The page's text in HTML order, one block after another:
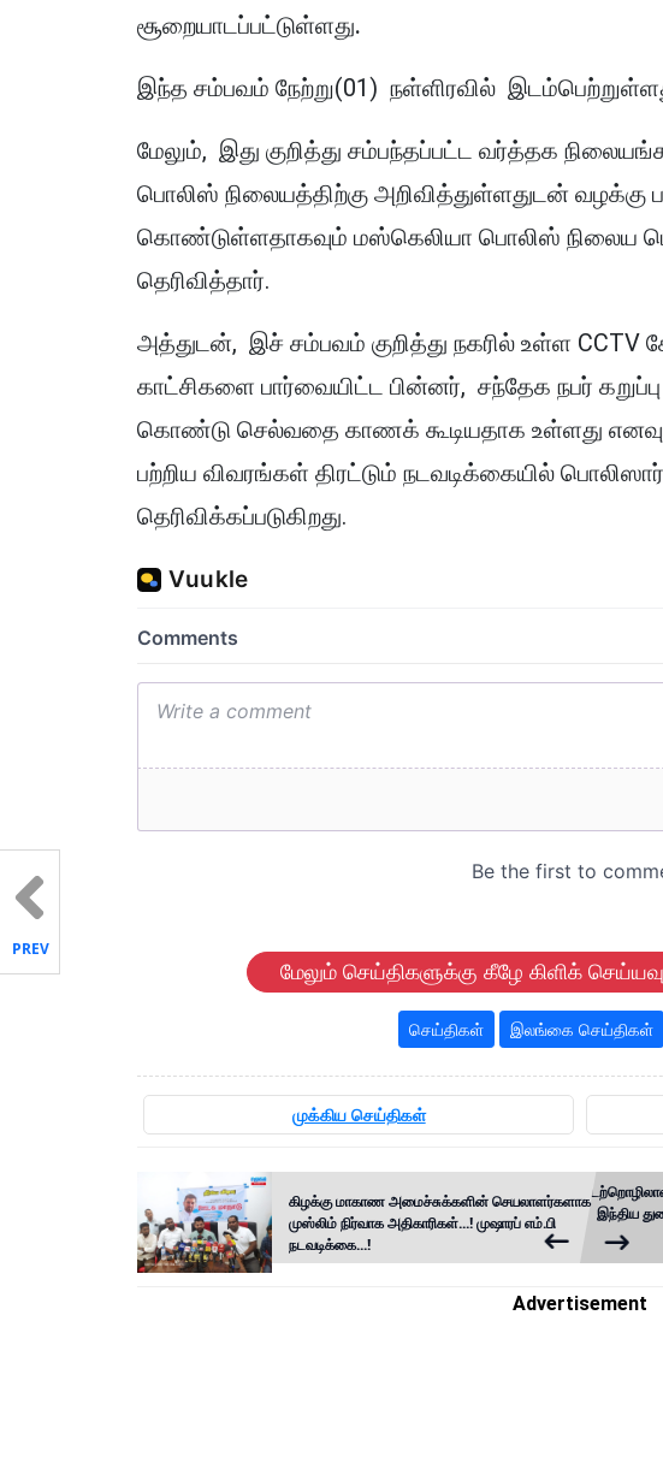
சூறையாடப்பட்டுள்ளது.
இந்த சம்பவம் நேற்று(01) நள்ளிரவில்
மேலும், இது குறித்து சம்பந்தப்பட்ட வர்த்தக
பொலிஸ் நிலையத்திற்கு அறிவித்துள்ளதுடன்
கொண்டுள்ளதாகவும் மஸ்கெலியா பொலிஸ் நிலைய
தெரிவித்தார்.
அத்துடன், இச் சம்பவம் குறித்து நகரில் உள்ள CCTV
காட்சிகளை பார்வையிட்ட பின்னர், சந்தேக நபர்
கொண்டு செல்வதை காணக் கூடியதாக உள்ளது
பற்றிய விவரங்கள் திரட்டும் நடவடிக்கையில் பொலிஸார்
தெரிவிக்கப்படுகிறது.
மேலும் செய்திகளுக்கு கீழே கிளிக்
செய்திகள் இலங்கை செய்திகள்
முக்கிய செய்திகள்
கிழக்கு மாகாண அமைச்சுக்களின் செயலாளர்களாக
முஸ்லிம் நிர்வாக அதிகாரிகள்...! முஷாரப் எம்.பி
நடவடிக்கை...!
இந்திய
PREV
Advertisement